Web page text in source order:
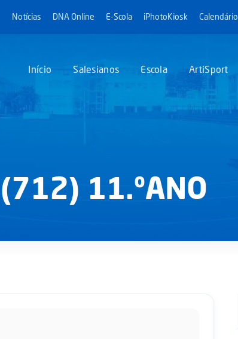
Notícias DNA Online E-Scola iPhotoKiosk Calendário
Início Salesianos Escola ArtiSport
11.ºANO